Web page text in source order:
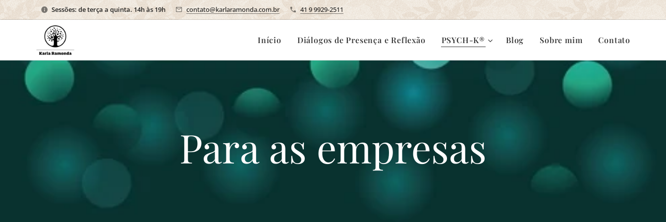
Sessões: de terça a quinta. 14h às 19h contato@karlaramonda.com.br 41 9 9929-2511
Início Diálogos de Presença e Reflexão PSYCH-K® Blog Sobre mim Contato
Para as empresas